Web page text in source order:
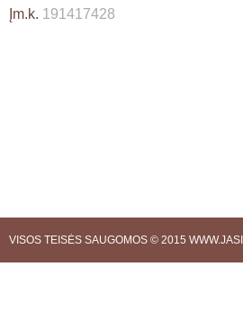
Įm.k. 191417428
VISOS TEISĖS SAUGOMOS © 2015